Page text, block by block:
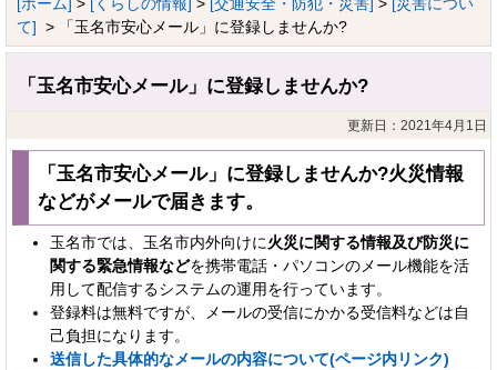
て] > 「玉名市安心メール」に登録しませんか?
「玉名市安心メール」に登録しませんか?
更新日：2021年4月1日
「玉名市安心メール」に登録しませんか?火災情報
などがメールで届きます。
玉名市では、玉名市内外向けに火災に関する情報及び防災に
関する緊急情報などを携帯電話・パソコンのメール機能を活
用して配信するシステムの運用を行っています。
登録料は無料ですが、メールの受信にかかる受信料などは自
己負担になります。
送信した具体的なメールの内容について(ページ内リンク)